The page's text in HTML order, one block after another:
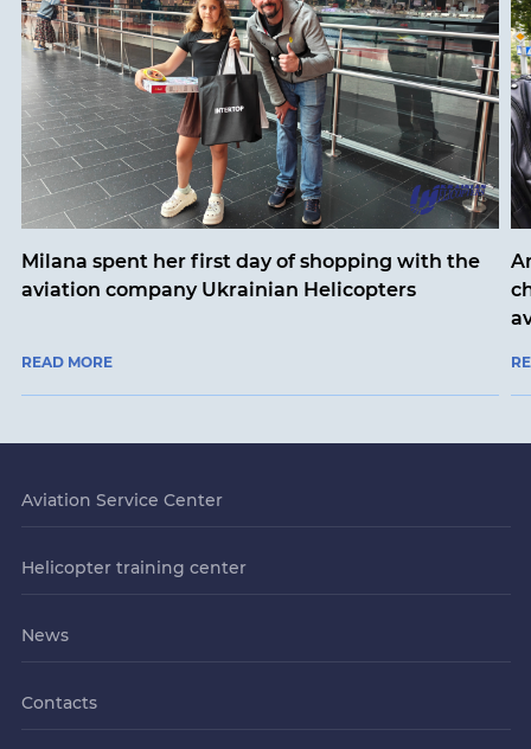
Milana spent her first day of shopping with the
aviation company Ukrainian Helicopters
READ MORE
Aviation Service Center
Helicopter training center
News
Contacts